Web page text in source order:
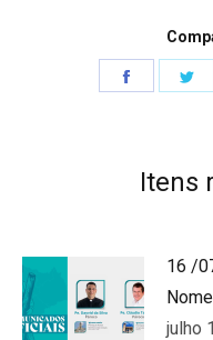
Itens
16 /
julho